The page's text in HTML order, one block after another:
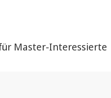
Master-Interessierte